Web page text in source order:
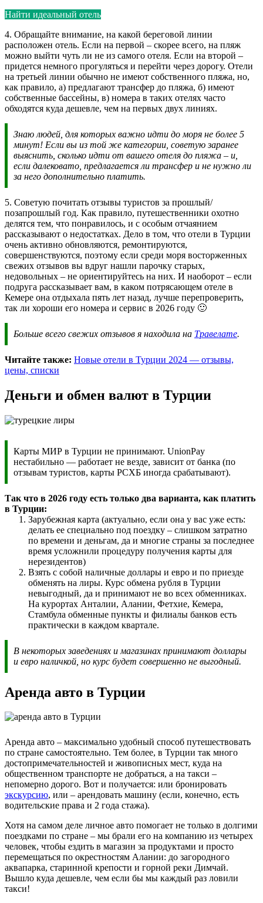
Найти идеальный отель
4. Обращайте внимание, на какой береговой линии
расположен отель. Если на первой – скорее всего, на пляж
можно выйти чуть ли не из самого отеля. Если на второй –
придется немного прогуляться и перейти через дорогу. Отели
на третьей линии обычно не имеют собственного пляжа, но,
как правило, а) предлагают трансфер до пляжа, б) имеют
собственные бассейны, в) номера в таких отелях часто
обходятся куда дешевле, чем на первых двух линиях.
Знаю людей, для которых важно идти до моря не более 5
минут! Если вы из той же категории, советую заранее
выяснить, сколько идти от вашего отеля до пляжа – и,
если далековато, предлагается ли трансфер и не нужно ли
за него дополнительно платить.
5. Советую почитать отзывы туристов за прошлый/
позапрошлый год. Как правило, путешественники охотно
делятся тем, что понравилось, и с особым отчаянием
рассказывают о недостатках. Дело в том, что отели в Турции
очень активно обновляются, ремонтируются,
совершенствуются, поэтому если среди моря восторженных
свежих отзывов вы вдруг нашли парочку старых,
недовольных – не ориентируйтесь на них. И наоборот – если
подруга рассказывает вам, в каком потрясающем отеле в
Кемере она отдыхала пять лет назад, лучше перепроверить,
так ли хороши его номера и сервис в 2026 году 🙂
Больше всего свежих отзывов я находила на Травелате.
Читайте также: Новые отели в Турции 2024 — отзывы,
цены, списки
Деньги и обмен валют в Турции
Карты МИР в Турции не принимают. UnionPay
нестабильно — работает не везде, зависит от банка (по
отзывам туристов, карты РСХБ иногда срабатывают).
Так что в 2026 году есть только два варианта, как платить
в Турции:
Зарубежная карта (актуально, если она у вас уже есть:
делать ее специально под поездку – слишком затратно
по времени и деньгам, да и многие страны за последнее
время усложнили процедуру получения карты для
нерезидентов)
Взять с собой наличные доллары и евро и по приезде
обменять на лиры. Курс обмена рубля в Турции
невыгодный, да и принимают не во всех обменниках.
На курортах Анталии, Алании, Фетхие, Кемера,
Стамбула обменные пункты и филиалы банков есть
практически в каждом квартале.
В некоторых заведениях и магазинах принимают доллары
и евро наличкой, но курс будет совершенно не выгодный.
Аренда авто в Турции
Аренда авто – максимально удобный способ путешествовать
по стране самостоятельно. Тем более, в Турции так много
достопримечательностей и живописных мест, куда на
общественном транспорте не добраться, а на такси –
непомерно дорого. Вот и получается: или бронировать
экскурсию, или – арендовать машину (если, конечно, есть
водительские права и 2 года стажа).
Хотя на самом деле личное авто помогает не только в долгими
поездками по стране – мы брали его на компанию из четырех
человек, чтобы ездить в магазин за продуктами и просто
перемещаться по окрестностям Алании: до загородного
аквапарка, старинной крепости и горной реки Димчай.
Вышло куда дешевле, чем если бы мы каждый раз ловили
такси!